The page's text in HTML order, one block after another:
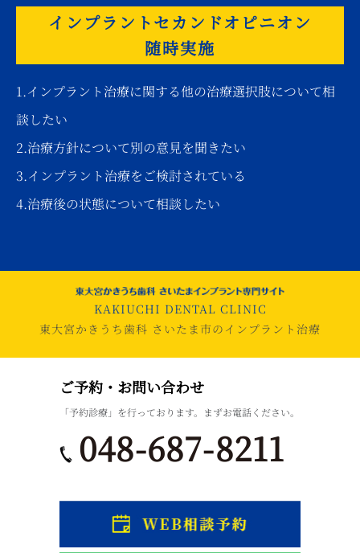
インプラントセカンドオピニオン
随時実施
1.インプラント治療に関する他の治療選択肢について相
談したい
2.治療方針について別の意見を聞きたい
3.インプラント治療をご検討されている
4.治療後の状態について相談したい
KAKIUCHI DENTAL CLINIC
東大宮かきうち歯科 さいたま市のインプラント治療
ご予約・お問い合わせ
「予約診療」を行っております。まずお電話ください。
048-687-8211